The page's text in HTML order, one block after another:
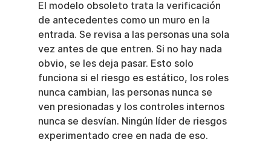
El modelo obsoleto trata la verificación
de antecedentes como un muro en la
entrada. Se revisa a las personas una sola
vez antes de que entren. Si no hay nada
obvio, se les deja pasar. Esto solo
funciona si el riesgo es estático, los roles
nunca cambian, las personas nunca se
ven presionadas y los controles internos
nunca se desvían. Ningún líder de riesgos
experimentado cree en nada de eso.